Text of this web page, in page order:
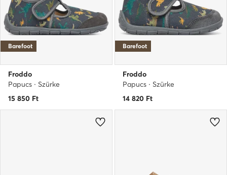
Barefoot
Froddo
Papucs · Szürke
15 850 Ft
Barefoot
Froddo
Papucs · Szürke
14 820 Ft